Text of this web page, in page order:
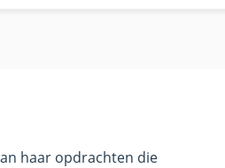
haar opdrachten die